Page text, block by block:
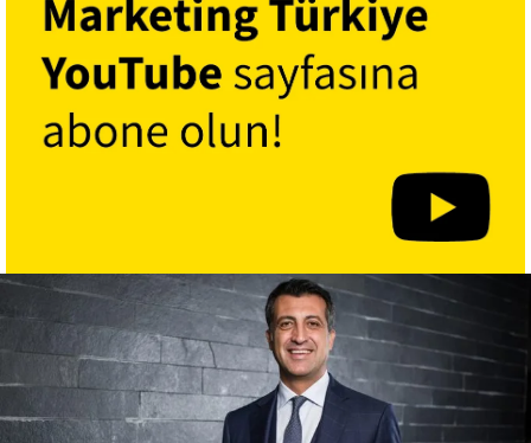
Etkinlikler
Söyleşiler
Kariyer
Araştırma